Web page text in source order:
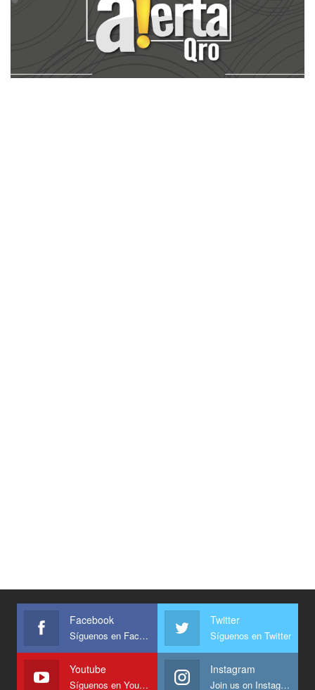
Facebook
Síguenos en Facebook
Twitter
Síguenos en Twitter
Youtube
Síguenos en Youtube
Instagram
Join us on Instagram